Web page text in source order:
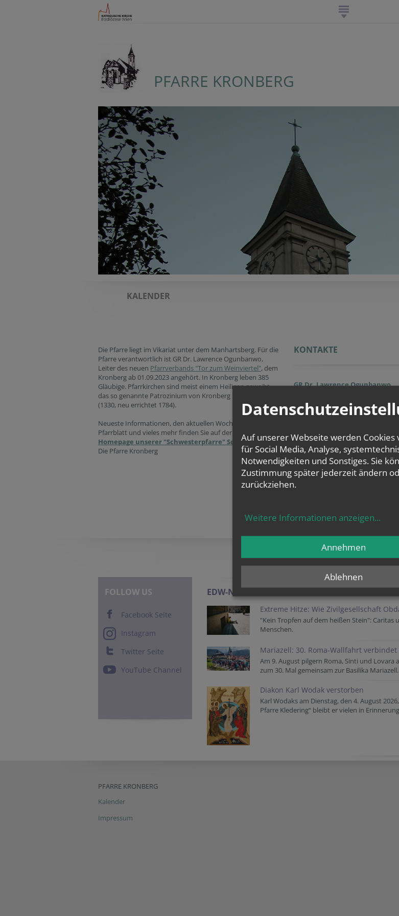
PFARRE KRONBERG
KALENDER
Die Pfarre liegt im Vikariat unter dem Manhartsberg. Für die
Pfarre verantwortlich ist GR Dr. Lawrence Ogunbanwo,
Leiter des neuen Pfarrverbands "Tor zum Weinviertel", dem
Kronberg ab 01.09.2023 angehört. In Kronberg leben 385
Gläubige. Pfarrkirchen sind meist einem Heiligen geweiht,
das so genannte Patrozinium von Kronberg ist: Maria Trost
(1330, neu errichtet 1784).
Neueste Informationen, den aktuellen Wochenplan, das
Pfarrblatt und vieles mehr finden Sie auf der
Homepage unserer "Schwesterpfarre" Schleinbach.
Die Pfarre Kronberg
KONTAKTE
GR Dr. Lawrence Ogunbanwo
E:
Dr. Salvin Kannambilly, MA
Pfarrvikar
E:
AKTUELLES AUS DER
FOLLOW US
Facebook Seite
Instagram
Twitter Seite
YouTube Channel
EDW-NEWS
Extreme Hitze: Wie Zivilgesellschaft
"Kein Tropfen auf dem heißen Stein":
Menschen.
Mariazell: 30. Roma-Wallfahrt
Am 9. August pilgern Roma, Sinti und
zum 30. Mal gemeinsam zur Basilika
Diakon Karl Wodak verstorben
Karl Wodaks am Dienstag, den 4. August
Pfarre Kledering“ bleibt er vielen in
PFARRE KRONBERG
Kalender
Impressum
Auf unserer Webseite werden Cookies
für Social Media, Analyse,
Notwendigkeiten und Sonstiges. Sie
Zustimmung später jederzeit ändern
zurückziehen.
Weitere Informationen anzeigen...
Ablehnen
Annehmen